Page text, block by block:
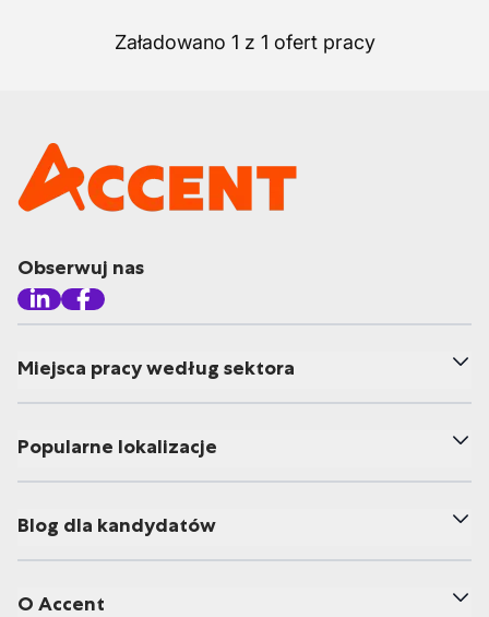
Załadowano 1 z 1 ofert pracy
Obserwuj nas
Miejsca pracy według sektora
Popularne lokalizacje
Blog dla kandydatów
O Accent